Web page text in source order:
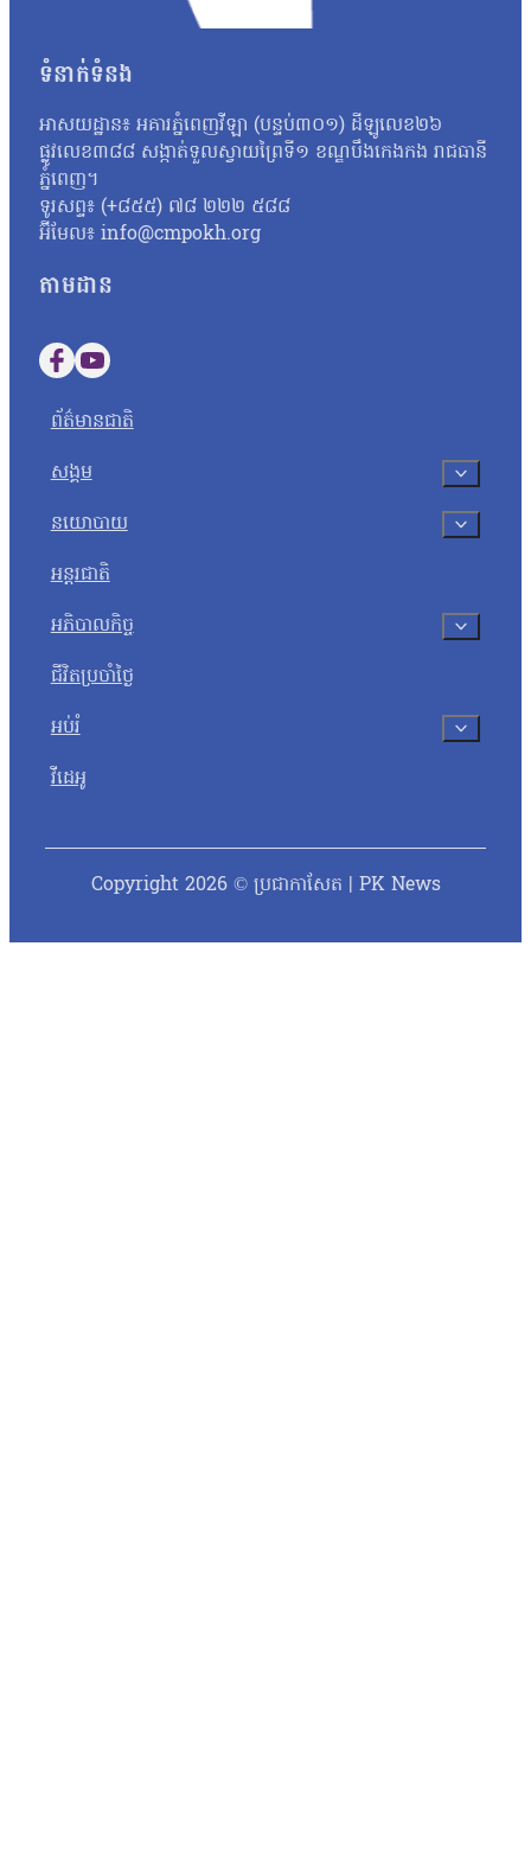
បន្ថែម៖ «គួរតែឈប់ធ្វើទុក្ខបុកម្នេញដល់ប្រជាពលរដ្ឋដែលធ្វើការង
សាសន៍របស់គាត់ ជាពិសេសអ្នកដែលធ្វើការងារសង្គមដូចជា២៣តុលា
ក្រោយពីពួកគាត់លើកឡើងពីគុណសម្បត្តិ និងគុណវិបត្តិ នៃការបង្កើតតំ
សន្តិសុខសង្គម» ទាក់ទងនឹងការអធិប្បាយនានាពី CLV មានអ្នក
ដោយក្នុងសំណុំរឿងទី១មានលោក ស៊្រុន ស៊្រន កញ្ញា…
ទំនាក់ទំនង
អាសយដ្ឋាន៖ អគារភ្នំពេញវីឡា (បន្ទប់៣០១) ដីឡូលេខ២៦
ផ្លូវលេខ៣៨៨ សង្កាត់ទួលស្វាយព្រៃទី១ ខណ្ឌបឹងកេងកង រាជធានី
ភ្នំពេញ។
ទូរសព្ទ៖ (+៨៥៥) ៧៨ ២២២ ៥៨៨
អ៊ីមែល៖ info@cmpokh.org
តាមដាន
Follow us on Facebook
Follow us on YouTube
ព័ត៌មានជាតិ
សង្គម
នយោបាយ
អន្តរជាតិ
អភិបាលកិច្ច
ជីវិតប្រចាំថ្ងៃ
អប់រំ
វីដេអូ
Copyright 2026 © ប្រជាកាសែត | PK News